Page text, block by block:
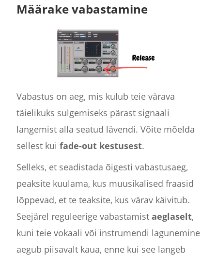
Määrake vabastamine
Vabastus on aeg, mis kulub teie värava
täielikuks sulgemiseks pärast signaali
langemist alla seatud lävendi. Võite mõelda
sellest kui fade-out kestusest.
Selleks, et seadistada õigesti vabastusaeg,
peaksite kuulama, kus muusikalised fraasid
lõppevad, et te teaksite, kus värav käivitub.
Seejärel reguleerige vabastamist aeglaselt,
kuni teie vokaali või instrumendi lagunemine
aegub piisavalt kaua, enne kui see langeb